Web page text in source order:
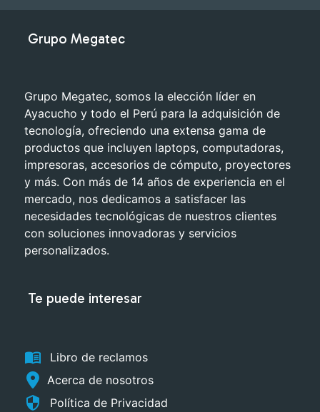
Grupo Megatec
Grupo Megatec, somos la elección líder en
Ayacucho y todo el Perú para la adquisición de
tecnología, ofreciendo una extensa gama de
productos que incluyen laptops, computadoras,
impresoras, accesorios de cómputo, proyectores
y más. Con más de 14 años de experiencia en el
mercado, nos dedicamos a satisfacer las
necesidades tecnológicas de nuestros clientes
con soluciones innovadoras y servicios
personalizados.
Te puede interesar
menu_book
Libro de reclamos
Acerca de nosotros
security Política de Privacidad